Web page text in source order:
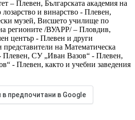
– Плевен, Българската академия на
и винарство - Плевен,
музей, Висшето училище по
регионите /ВУАРР/ – Пловдив,
център - Плевен и други
на Математическа
Плевен, СУ „Иван Вазов“ - Плевен,
- Плевен, както и учебни заведения
предпочитани в Google